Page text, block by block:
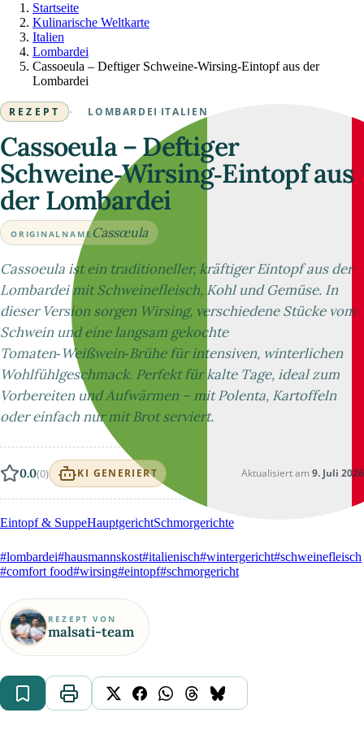
Startseite
Kulinarische Weltkarte
Italien
Lombardei
Cassoeula – Deftiger Schweine‑Wirsing‑Eintopf aus der
Lombardei
REZEPT · LOMBARDEI ·ITALIEN
Cassoeula – Deftiger
Schweine‑Wirsing‑Eintopf aus
der Lombardei
ORIGINALNAME Cassœula
Cassoeula ist ein traditioneller, kräftiger Eintopf aus der
Lombardei mit Schweinefleisch, Kohl und Gemüse. In
dieser Version sorgen Wirsing, verschiedene Stücke vom
Schwein und eine langsam gekochte
Tomaten‑Weißwein‑Brühe für intensiven, winterlichen
Wohlfühlgeschmack. Perfekt für kalte Tage, ideal zum
Vorbereiten und Aufwärmen – mit Polenta, Kartoffeln
oder einfach nur mit Brot serviert.
0.0(0) KI GENERIERT Aktualisiert am 9. Juli 2026
Eintopf & SuppeHauptgerichtSchmorgerichte
#lombardei#hausmannskost#italienisch#wintergericht#schweinefleisch
#comfort food#wirsing#eintopf#schmorgericht
REZEPT VON
malsati-team